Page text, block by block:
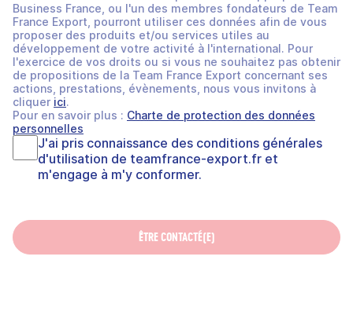
Business France, ou l'un des membres fondateurs de Team
France Export, pourront utiliser ces données afin de vous
proposer des produits et/ou services utiles au
développement de votre activité à l'international. Pour
l'exercice de vos droits ou si vous ne souhaitez pas obtenir
de propositions de la Team France Export concernant ses
actions, prestations, évènements, nous vous invitons à
cliquer ici.
Pour en savoir plus : Charte de protection des données
personnelles
J'ai pris connaissance des conditions générales
d'utilisation de teamfrance-export.fr et
m'engage à m'y conformer.
ÊTRE CONTACTÉ(E)